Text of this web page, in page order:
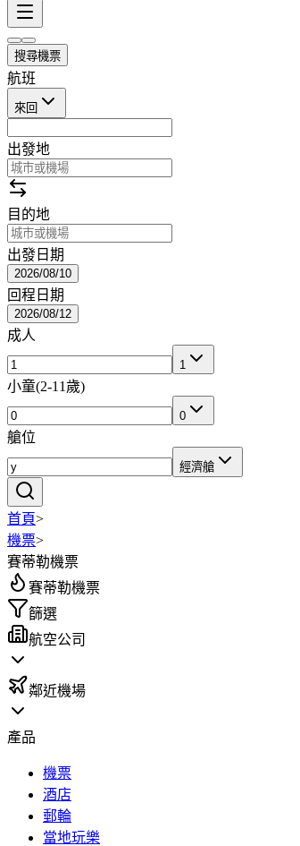
搜尋機票
航班
來回
出發地
目的地
出發日期
2026/08/10
回程日期
2026/08/12
成人
1
小童(2-11歲)
0
艙位
經濟艙
首頁>
機票>
賽蒂勒機票
賽蒂勒機票
篩選
航空公司
鄰近機場
產品
機票
酒店
郵輪
當地玩樂